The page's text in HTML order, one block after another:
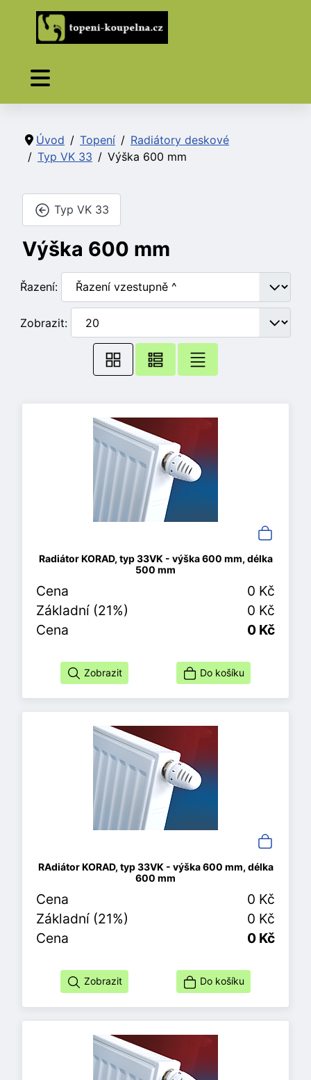
Úvod Topení
Radiátory deskové
Typ VK 33
Výška 600 mm
Typ VK 33
Výška 600 mm
Řazení:
Zobrazit:
Radiátor KORAD, typ 33VK - výška 600 mm, délka
500 mm
Cena
0 Kč
Základní (21%)
0 Kč
Cena
0 Kč
Zobrazit Do košíku
RAdiátor KORAD, typ 33VK - výška 600 mm, délka
600 mm
Cena
0 Kč
Základní (21%)
0 Kč
Cena
0 Kč
Zobrazit Do košíku